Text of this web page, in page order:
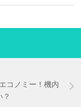
コノミー！機内